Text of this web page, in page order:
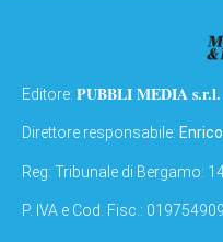
Editore: PUBBLI MEDIA s.r.l.
Direttore responsabile:
Reg: Tribunale di Bergamo:
P. IVA e Cod. Fisc.: